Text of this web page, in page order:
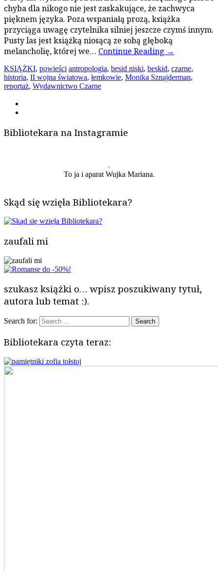
chyba dla nikogo nie jest zaskakujące, że zachwyca
pięknem języka. Poza wspaniałą prozą, książka
przyciąga uwagę czytelnika silniej jeszcze czymś innym.
Pusty las jest książką niosącą ze sobą głęboką
melancholię, której we… Continue Reading →
KSIĄŻKI, powieści antropologia, besid niski, beskid, czarne,
historia, II wojna światowa, łemkowie, Monika Sznajderman,
reportaż, Wydawnictwo Czarne
Bibliotekara na Instagramie
To ja i aparat Wujka Mariana.
Skąd się wzięła Bibliotekara?
zaufali mi
szukasz książki o… wpisz poszukiwany tytuł,
autora lub temat :).
Search for:
Bibliotekara czyta teraz: